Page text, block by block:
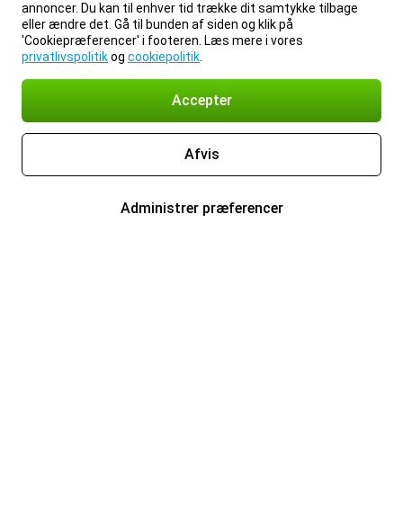
annoncer. Du kan til enhver tid trække dit samtykke tilbage
eller ændre det. Gå til bunden af siden og klik på
'Cookiepræferencer' i footeren. Læs mere i vores
privatlivspolitikog cookiepolitik
Accepter
Afvis
Administrer præferencer